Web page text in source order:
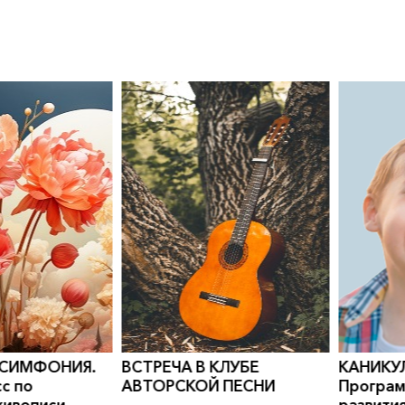
по
0">
ВСТРЕЧА В КЛУБЕ
АВТОРСКОЙ ПЕСНИ
0">